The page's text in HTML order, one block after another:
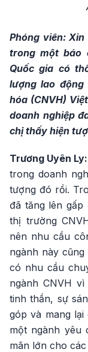
Phóng viên:
trong một báo
Quốc gia có
lượng lao động
hóa (CNVH)
doanh nghiệp
chị thấy hiện
Trương Uyên Ly:
trong doanh
tượng đó rồi.
đã tăng lên
thị trường
nên nhu cầu
ngành này
có nhu cầu
ngành CNVH
tinh thần, sự
góp và mang
một ngành yêu
mãn lớn cho